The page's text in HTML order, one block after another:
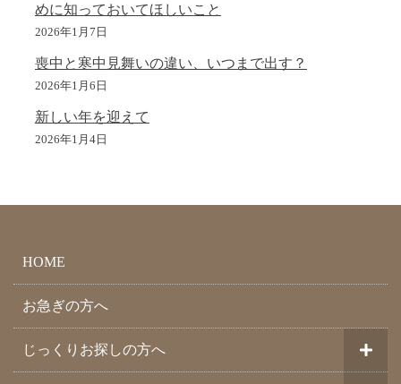
めに知っておいてほしいこと
2026年1月7日
喪中と寒中見舞いの違い、いつまで出す？
2026年1月6日
新しい年を迎えて
2026年1月4日
HOME
お急ぎの方へ
じっくりお探しの方へ